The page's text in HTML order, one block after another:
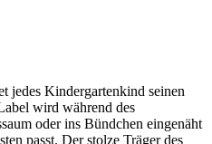
jedes Kindergartenkind seinen
wird während des
oder ins Bündchen eingenäht
passt. Der stolze Träger des